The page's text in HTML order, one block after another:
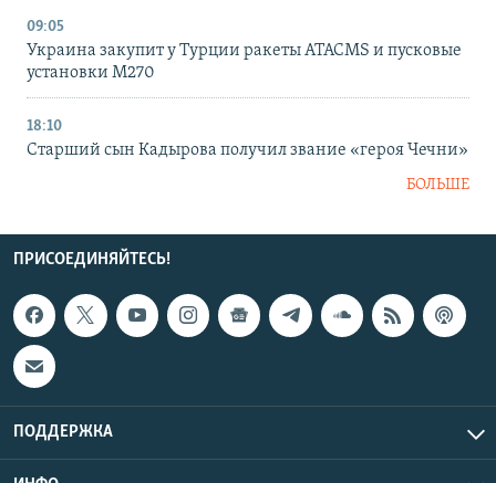
09:05
Украина закупит у Турции ракеты ATACMS и пусковые
установки M270
18:10
Старший сын Кадырова получил звание «героя Чечни»
БОЛЬШЕ
ПРИСОЕДИНЯЙТЕСЬ!
ПОДДЕРЖКА